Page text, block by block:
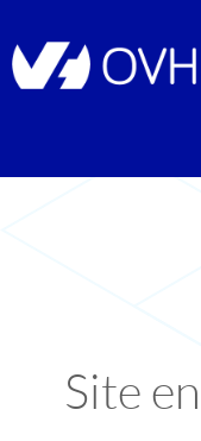
Site